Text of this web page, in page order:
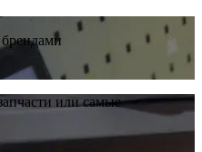
или самые